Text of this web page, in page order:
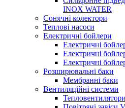
INOX WATER
Сонячні колектори
Теплові насоси
Електричні бойлери
Електричні
Електричні
Електричні
Розширювальні баки
Мембранні баки
Вентиляційні системи